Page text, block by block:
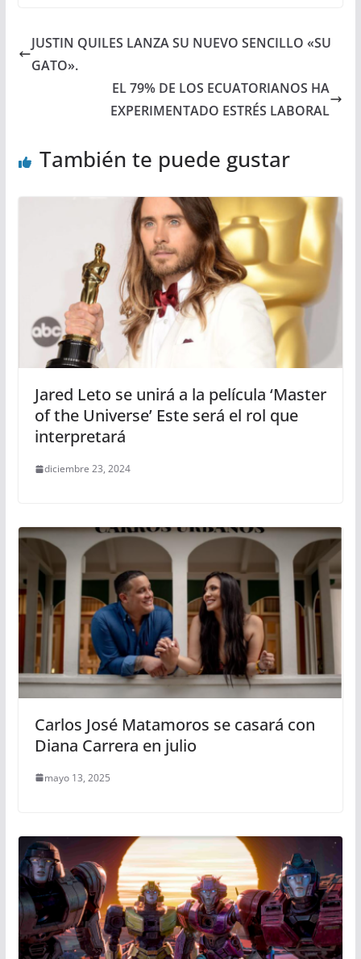
JUSTIN QUILES LANZA SU NUEVO SENCILLO «SU
GATO».
EL 79% DE LOS ECUATORIANOS HA
EXPERIMENTADO ESTRÉS LABORAL
También te puede gustar
Jared Leto se unirá a la película ‘Master
of the Universe’ Este será el rol que
interpretará
diciembre 23, 2024
Carlos José Matamoros se casará con
Diana Carrera en julio
mayo 13, 2025